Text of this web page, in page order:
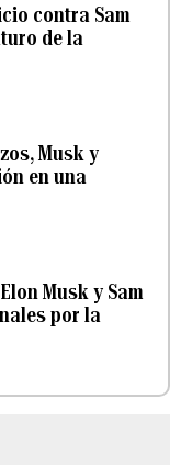
contra Sam
de la
Musk y
en una
Musk y Sam
por la